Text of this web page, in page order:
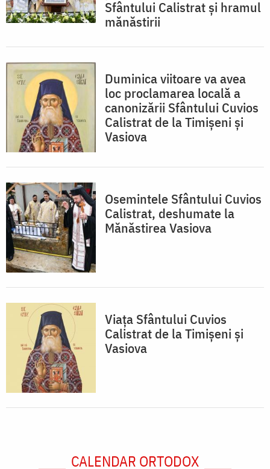
Sfântului Calistrat și hramul
mănăstirii
Duminica viitoare va avea
loc proclamarea locală a
canonizării Sfântului Cuvios
Calistrat de la Timișeni și
Vasiova
Osemintele Sfântului Cuvios
Calistrat, deshumate la
Mănăstirea Vasiova
Viața Sfântului Cuvios
Calistrat de la Timișeni și
Vasiova
CALENDAR ORTODOX